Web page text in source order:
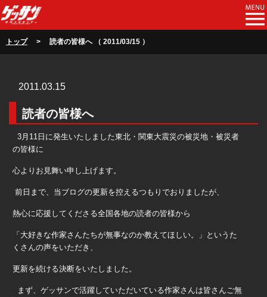
トップ> 読者の皆様へ （ 2011/03/15 ）
2011.03.15
読者の皆様へ
3月 11 日に発生いたしました東北・関東大震災の被災地・被災者
の皆様に
心よりお見舞い申し上げます。
前日まで、当ブログの更新を控えるつもりでおりましたが、
熱心に応援してくださる全国各地の読者の皆様から
「大好きな作家さんたちが無事なのか教えてほしい。」というた
くさんの声をいただき、
更新を続ける決断をいたしました。
まず、ゲッサンで活躍していただいている作家さんは皆さんご無